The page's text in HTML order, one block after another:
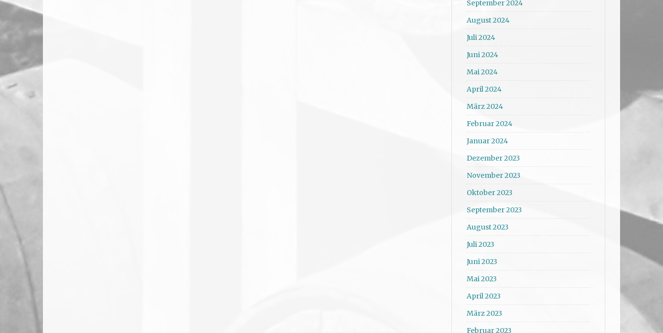
September 2024
August 2024
Juli 2024
Juni 2024
Mai 2024
April 2024
März 2024
Februar 2024
Januar 2024
Dezember 2023
November 2023
Oktober 2023
September 2023
August 2023
Juli 2023
Juni 2023
Mai 2023
April 2023
März 2023
Februar 2023